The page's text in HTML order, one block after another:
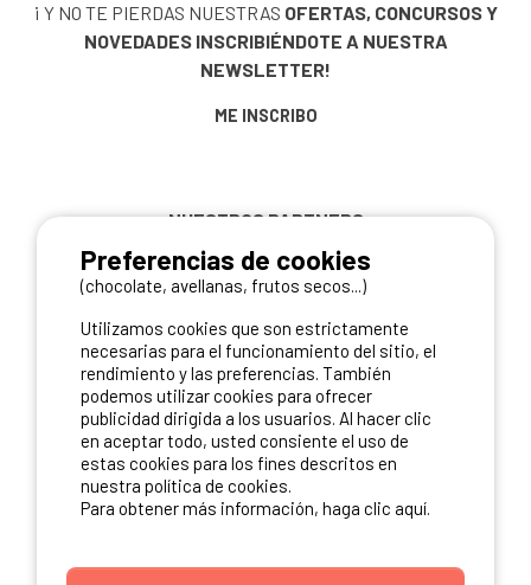
¡ Y NO TE PIERDAS NUESTRAS OFERTAS, CONCURSOS Y
NOVEDADES INSCRIBIÉNDOTE A NUESTRA
NEWSLETTER!
ME INSCRIBO
NUESTROS PARTNERS
Preferencias de cookies
(chocolate, avellanas, frutos secos...)
Utilizamos cookies que son estrictamente
necesarias para el funcionamiento del sitio, el
rendimiento y las preferencias. También
podemos utilizar cookies para ofrecer
publicidad dirigida a los usuarios. Al hacer clic
en aceptar todo, usted consiente el uso de
estas cookies para los fines descritos en
nuestra política de cookies.
Para obtener más información, haga clic aquí.